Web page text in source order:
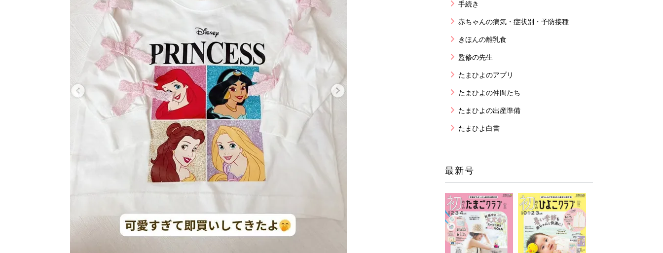
手続き
赤ちゃんの病気・症状別・予防接種
きほんの離乳食
監修の先生
たまひよのアプリ
たまひよの仲間たち
たまひよの出産準備
たまひよ白書
最新号